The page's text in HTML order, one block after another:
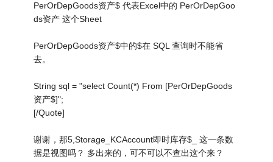
PerOrDepGoods资产$ 代表Excel中的 PerOrDepGoo
ds资产 这个Sheet
PerOrDepGoods资产$中的$在 SQL 查询时不能省
去。
String sql = "select Count(*) From [PerOrDepGoods
资产$]";
[/Quote]
谢谢，那5,Storage_KCAccount即时库存$_ 这一条数
据是视图吗？ 多出来的，可不可以不查出这个来？